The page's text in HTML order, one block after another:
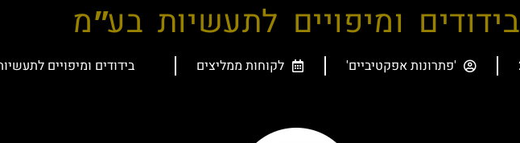
בידודים ומיפויים לתעשיות בע"מ
'פתרונות אפקטיביים' לקוחות ממליצים בידודים ומיפויים